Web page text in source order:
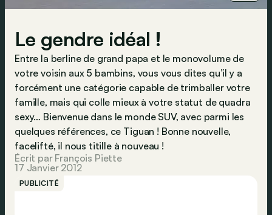
Le gendre idéal !
Entre la berline de grand papa et le monovolume de
votre voisin aux 5 bambins, vous vous dites qu’il y a
forcément une catégorie capable de trimballer votre
famille, mais qui colle mieux à votre statut de quadra
sexy… Bienvenue dans le monde SUV, avec parmi les
quelques références, ce Tiguan ! Bonne nouvelle,
facelifté, il nous titille à nouveau !
Écrit par François Piette
17 Janvier 2012
PUBLICITÉ